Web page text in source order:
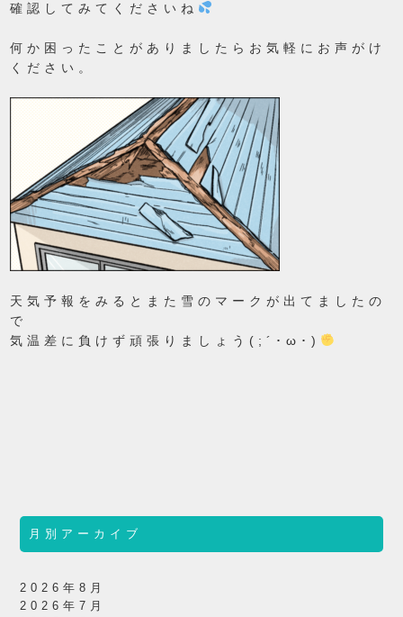
確認してみてくださいね
何か困ったことがありましたらお気軽にお声がけ
ください。
天気予報をみるとまた雪のマークが出てましたの
で
気温差に負けず頑張りましょう(;´･ω･)
月別アーカイブ
2026年8月
2026年7月